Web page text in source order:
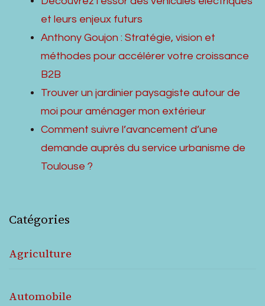
et leurs enjeux futurs
Anthony Goujon : Stratégie, vision et
méthodes pour accélérer votre croissance
B2B
Trouver un jardinier paysagiste autour de
moi pour aménager mon extérieur
Comment suivre l’avancement d’une
demande auprès du service urbanisme de
Toulouse ?
Catégories
Agriculture
Automobile